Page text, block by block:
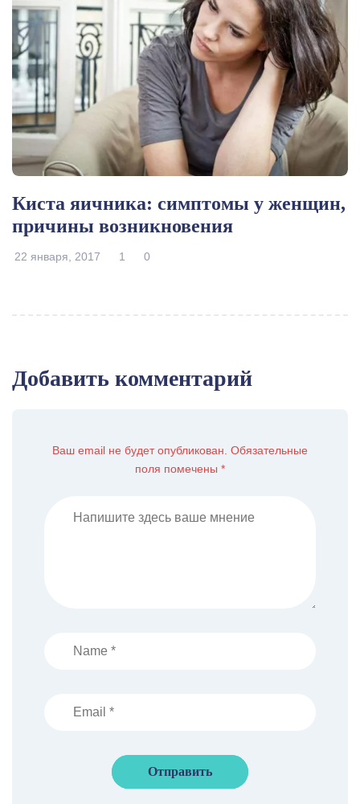
Киста яичника: симптомы у женщин,
причины возникновения
22 января, 2017 1 0
Добавить комментарий
Ваш email не будет опубликован. Обязательные
поля помечены *